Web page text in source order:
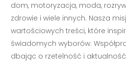
dom, motoryzacja, moda,
zdrowie i wiele innych. Nasza
wartościowych treści, które
świadomych wyborów.
dbając o rzetelność i